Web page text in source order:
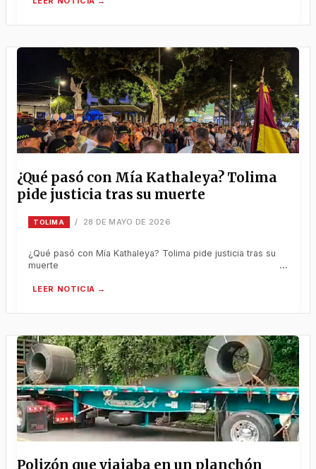
¿Qué pasó con Mía Kathaleya? Tolima
pide justicia tras su muerte
TOLIMA / 28 DE MAYO DE 2026
¿Qué pasó con Mía Kathaleya? Tolima pide justicia tras su
muerte
Polizón que viajaba en un planchón